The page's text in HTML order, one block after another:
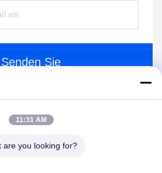
Senden Sie
Technology Co.,Ltd
11:31 AM
are you looking for?